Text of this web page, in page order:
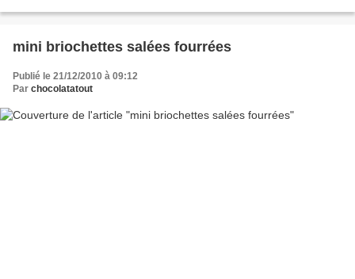
mini briochettes salées fourrées
Publié le 21/12/2010 à 09:12
Par chocolatatout